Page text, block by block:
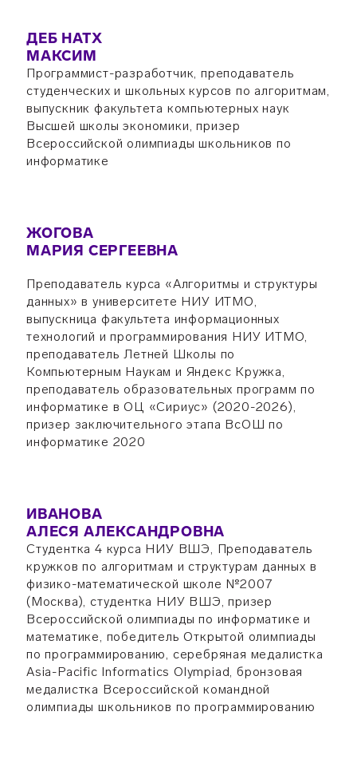
ДЕБ НАТХ
МАКСИМ
Программист-разработчик, преподаватель
студенческих и школьных курсов по алгоритмам,
выпускник факультета компьютерных наук
Высшей школы экономики, призер
Всероссийской олимпиады школьников по
информатике
ЖОГОВА
МАРИЯ СЕРГЕЕВНА
Преподаватель курса «Алгоритмы и структуры
данных» в университете НИУ ИТМО,
выпускница факультета информационных
технологий и программирования НИУ ИТМО,
преподаватель Летней Школы по
Компьютерным Наукам и Яндекс Кружка,
преподаватель образовательных программ по
информатике в ОЦ «Сириус» (2020-2026),
призер заключительного этапа ВсОШ по
информатике 2020
ИВАНОВА
АЛЕСЯ АЛЕКСАНДРОВНА
Студентка 4 курса НИУ ВШЭ, Преподаватель
кружков по алгоритмам и структурам данных в
физико-математической школе №2007
(Москва), студентка НИУ ВШЭ, призер
Всероссийской олимпиады по информатике и
математике, победитель Открытой олимпиады
по программированию, серебряная медалистка
Asia-Pacific Informatics Olympiad, бронзовая
медалистка Всероссийской командной
олимпиады школьников по программированию